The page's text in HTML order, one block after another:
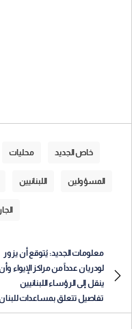
خاص الجديد محليات
المسؤولين اللبنانيين
معلومات الجديد: يُتوقع أن يزور
لودريان عدداً من مراكز الإيواء
ينقل إلى الرؤساء اللبنانيين
تفاصيل تتعلق بمساعدات